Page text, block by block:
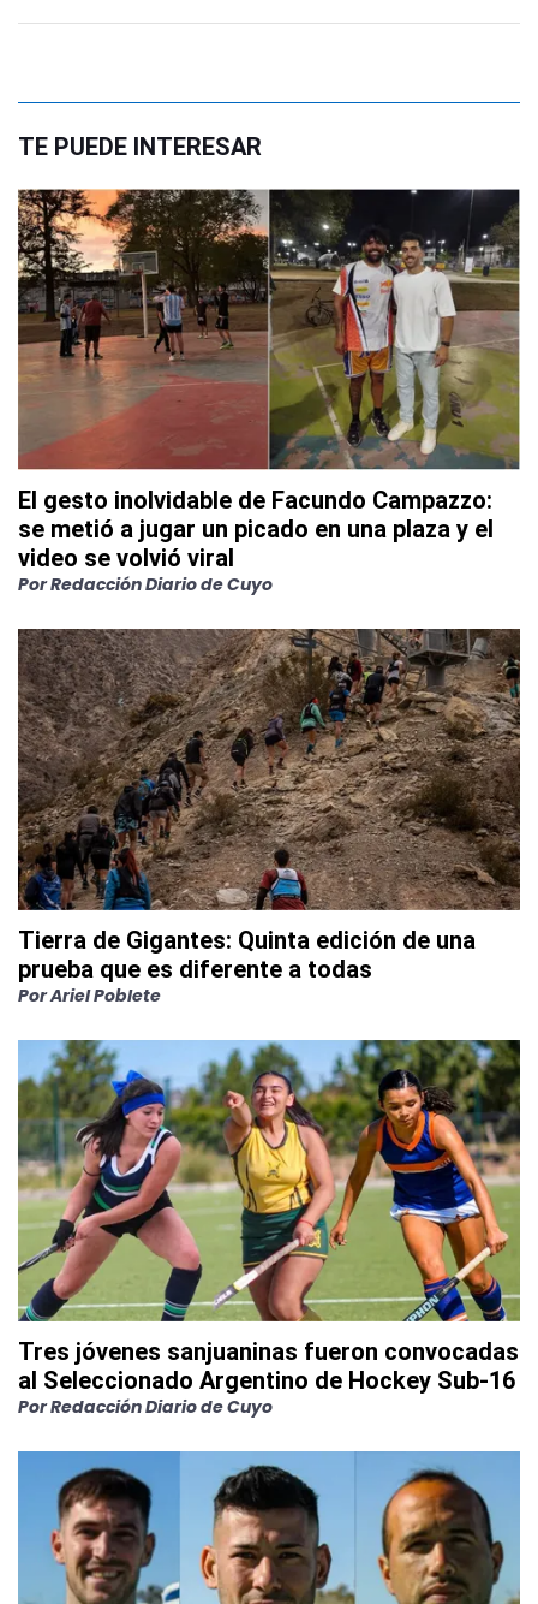
TE PUEDE INTERESAR
El gesto inolvidable de Facundo Campazzo:
se metió a jugar un picado en una plaza y el
video se volvió viral
PorRedacción Diario de Cuyo
Tierra de Gigantes: Quinta edición de una
prueba que es diferente a todas
PorAriel Poblete
Tres jóvenes sanjuaninas fueron convocadas
al Seleccionado Argentino de Hockey Sub-16
PorRedacción Diario de Cuyo